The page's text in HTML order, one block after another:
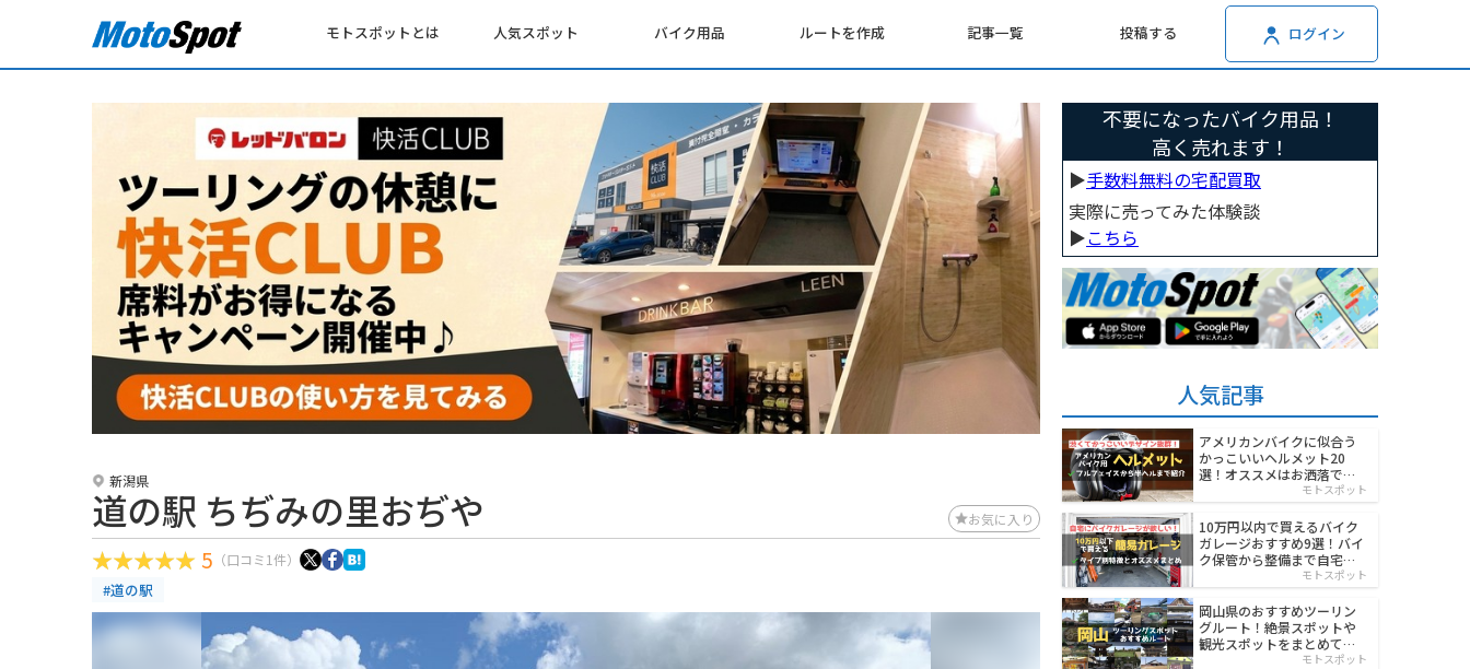
モトスポットとは 人気スポット バイク用品 ルートを作成 記事一覧 投稿する ログイン
新潟県
道の駅 ちぢみの里おぢや お気に入り
5 （口コミ1件）
#道の駅
不要になったバイク用品！
高く売れます！
▶︎手数料無料の宅配買取
実際に売ってみた体験談
▶︎こちら
人気記事
アメリカンバイクに似合う
かっこいいヘルメット20
選！オススメはお洒落でワ
モトスポット
10万円以内で買えるバイク
ガレージおすすめ9選！バイ
ク保管から整備まで自宅で
モトスポット
岡山県のおすすめツーリン
グルート！絶景スポットや
観光スポットをまとめて紹
モトスポット